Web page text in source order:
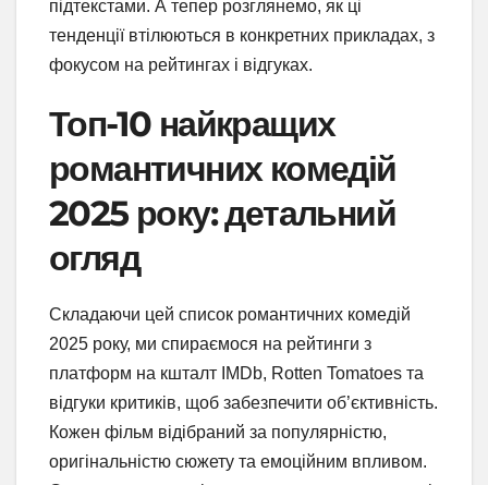
підтекстами. А тепер розглянемо, як ці
тенденції втілюються в конкретних прикладах, з
фокусом на рейтингах і відгуках.
Топ-10 найкращих
романтичних комедій
2025 року: детальний
огляд
Складаючи цей список романтичних комедій
2025 року, ми спираємося на рейтинги з
платформ на кшталт IMDb, Rotten Tomatoes та
відгуки критиків, щоб забезпечити об’єктивність.
Кожен фільм відібраний за популярністю,
оригінальністю сюжету та емоційним впливом.